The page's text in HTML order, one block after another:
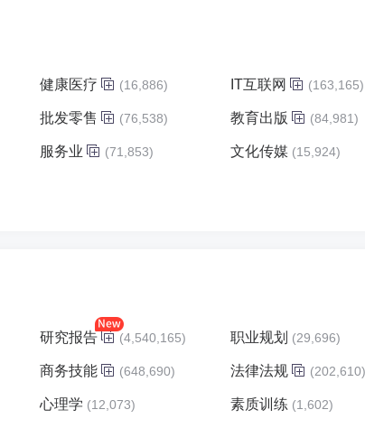
健康医疗 (16,886) IT互联网 (163,165)
批发零售 (76,538) 教育出版 (84,981)
服务业 (71,853) 文化传媒 (15,924)
研究报告 (4,540,165) 职业规划 (29,696)
商务技能 (648,690) 法律法规 (202,610)
心理学 (12,073) 素质训练 (1,602)